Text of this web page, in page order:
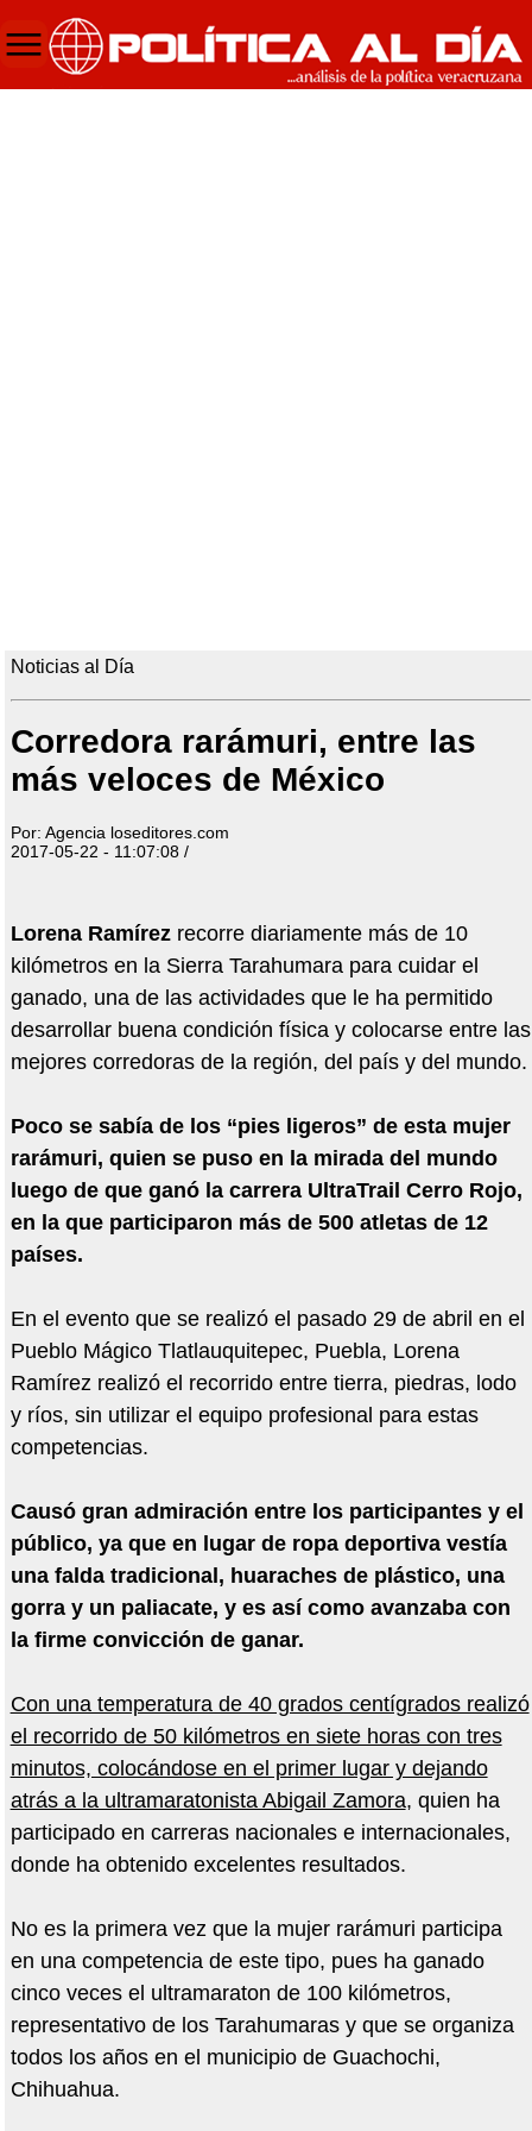
Noticias al Día
Corredora rarámuri, entre las
más veloces de México
Por: Agencia loseditores.com
2017-05-22 - 11:07:08 /
Lorena Ramírezrecorre diariamente más de 10
kilómetros en la Sierra Tarahumara para cuidar el
ganado, una de las actividades que le ha permitido
desarrollar buena condición física y colocarse entre las
mejores corredoras de la región, del país y del mundo.
Poco se sabía de los “pies ligeros” de esta mujer
rarámuri, quien se puso en la mirada del mundo
luego de que ganó la carrera UltraTrail Cerro Rojo,
en la que participaron más de 500 atletas de 12
países.
En el evento que se realizó el pasado 29 de abril en el
Pueblo Mágico Tlatlauquitepec, Puebla, Lorena
Ramírez realizó el recorrido entre tierra, piedras, lodo
y ríos, sin utilizar el equipo profesional para estas
competencias.
Causó gran admiración entre los participantes y el
público, ya que en lugar de ropa deportiva vestía
una falda tradicional, huaraches de plástico, una
gorra y un paliacate, y es así como avanzaba con
la firme convicción de ganar.
Con una temperatura de 40 grados centígrados realizó
el recorrido de 50 kilómetros en siete horas con tres
minutos, colocándose en el primer lugar y dejando
atrás a la ultramaratonista Abigail Zamora, quien ha
participado en carreras nacionales e internacionales,
donde ha obtenido excelentes resultados.
No es la primera vez que la mujer rarámuri participa
en una competencia de este tipo, pues ha ganado
cinco veces el ultramaraton de 100 kilómetros,
representativo de los Tarahumaras y que se organiza
todos los años en el municipio de Guachochi,
Chihuahua.